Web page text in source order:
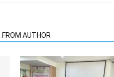
FROM AUTHOR